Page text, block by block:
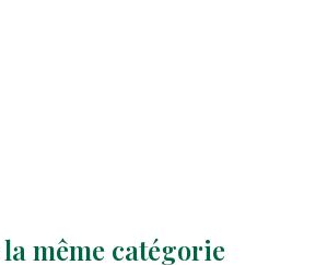
même catégorie